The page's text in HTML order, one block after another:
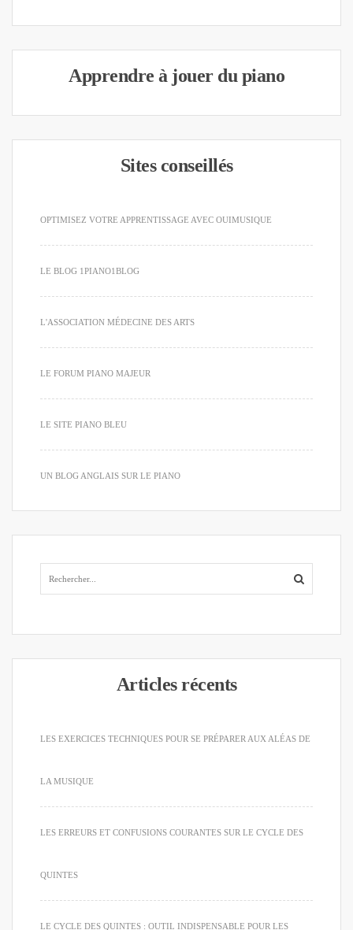
Apprendre à jouer du piano
Sites conseillés
OPTIMISEZ VOTRE APPRENTISSAGE AVEC OUIMUSIQUE
LE BLOG 1PIANO1BLOG
L'ASSOCIATION MÉDECINE DES ARTS
LE FORUM PIANO MAJEUR
LE SITE PIANO BLEU
UN BLOG ANGLAIS SUR LE PIANO
Articles récents
LES EXERCICES TECHNIQUES POUR SE PRÉPARER AUX ALÉAS DE
LA MUSIQUE
LES ERREURS ET CONFUSIONS COURANTES SUR LE CYCLE DES
QUINTES
LE CYCLE DES QUINTES : OUTIL INDISPENSABLE POUR LES